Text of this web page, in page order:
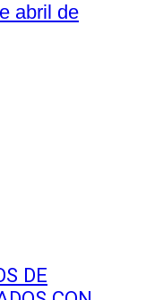
abril de